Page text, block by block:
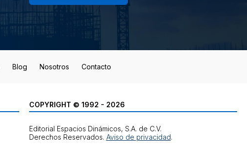
Blog Nosotros Contacto
COPYRIGHT © 1992 - 2026
Editorial Espacios Dinámicos, S.A. de C.V.
Derechos Reservados. Aviso de privacidad.